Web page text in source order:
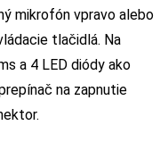
mikrofón vpravo alebo
tlačidlá. Na
a 4 LED diódy ako
na zapnutie